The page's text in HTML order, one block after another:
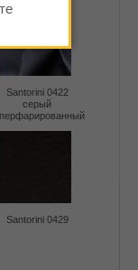
Santorini 0422
серый
перфарированный
Santorini 0429